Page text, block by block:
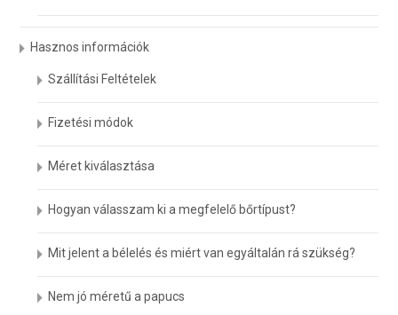
Hasznos információk
Szállítási Feltételek
Fizetési módok
Méret kiválasztása
Hogyan válasszam ki a megfelelő bőrtípust?
Mit jelent a bélelés és miért van egyáltalán rá szükség?
Nem jó méretű a papucs